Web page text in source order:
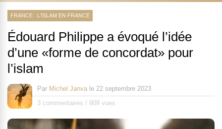
FRANCE : L'ISLAM EN FRANCE
Édouard Philippe a évoqué l’idée
d’une «forme de concordat» pour
l’islam
Par Michel Janva le 22 septembre 2023
3 commentaires / 909 vues